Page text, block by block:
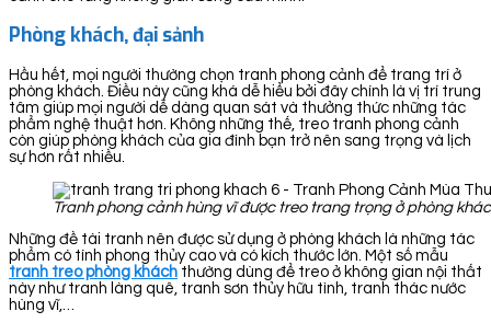
Phòng khách, đại sảnh
Hầu hết, mọi người thường chọn tranh phong cảnh để trang trí ở
phòng khách. Điều này cũng khá dễ hiểu bởi đây chính là vị trí trung
tâm giúp mọi người dễ dàng quan sát và thưởng thức những tác
phẩm nghệ thuật hơn. Không những thế, treo tranh phong cảnh
còn giúp phòng khách của gia đình bạn trở nên sang trọng và lịch
sự hơn rất nhiều.
Tranh phong cảnh hùng vĩ được treo trang trọng ở phòng
Những đề tài tranh nên được sử dụng ở phòng khách là những tác
phẩm có tính phong thủy cao và có kích thước lớn. Một số mẫu
tranh treo phòng khách thường dùng để treo ở không gian nội thất
này như tranh làng quê, tranh sơn thủy hữu tình, tranh thác nước
hùng vĩ,…